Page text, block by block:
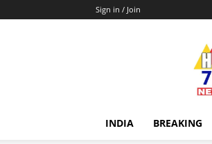
Sign in / Join
INDIA BREAKING